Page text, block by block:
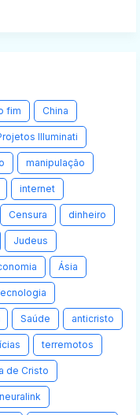
fim China
Illuminati
manipulação
internet
Censura dinheiro
Judeus
Ásia
Saúde anticristo
terremotos
de Cristo
neuralink